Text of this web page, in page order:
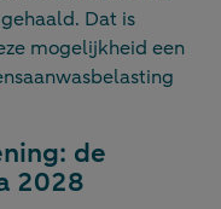
Dat is
mogelijkheid een
de
2028